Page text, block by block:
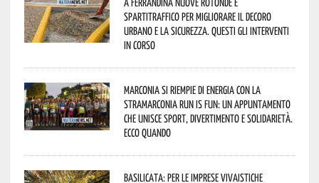
spartitraffico per migliorare il decoro
urbano e la sicurezza. Questi gli interventi
in corso
Marconia si riempie di energia con la
StraMarconia Run is Fun: un appuntamento
che unisce sport, divertimento e solidarietà.
Ecco quando
Basilicata: per le imprese vivaistiche